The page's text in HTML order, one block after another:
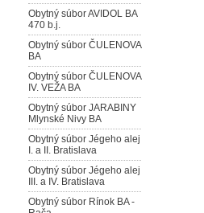
Obytný súbor AVIDOL BA
470 b.j.
Obytný súbor ČULENOVA
BA
Obytný súbor ČULENOVA
IV. VEŽA BA
Obytný súbor JARABINY
Mlynské Nivy BA
Obytný súbor Jégeho alej
I. a II. Bratislava
Obytný súbor Jégeho alej
III. a IV. Bratislava
Obytný súbor Rínok BA -